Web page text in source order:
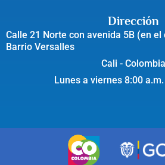
Dirección
Calle 21 Norte con avenida 5B (en el
Barrio Versalles
Cali - Colombia
Lunes a viernes 8:00